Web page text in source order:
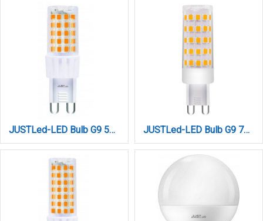
JUSTLed-LED Bulb G9 5W 680LM 4000K Φυσικό (B090005012) JUSTLed-LED Bulb G9 7W 880LM 4000K Φυσικό (B090007012)